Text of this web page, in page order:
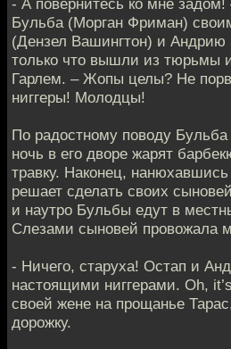
Бульба (Морган Фриман)
(Дензел Вашингтон) и
только что вышли из тюрьмы
Гарлем. – Жопы целы? Не
ниггеры! Молодцы!
По радостному поводу
ночь в его дворе жарят
травку. Наконец,
решает сделать своих
и наутро Бульбы едут в
Слезами сыновей провожала
- Ничего, старуха! Остап и
настоящими ниггерами. Oh,
своей жене на прощанье
дорожку.